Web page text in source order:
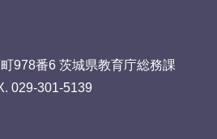
978番6 茨城県教育庁総務課
029-301-5139